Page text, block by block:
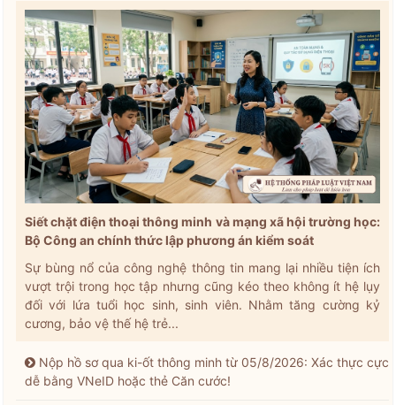
Siết chặt điện thoại thông minh và mạng xã hội trường học:
Bộ Công an chính thức lập phương án kiểm soát
Sự bùng nổ của công nghệ thông tin mang lại nhiều tiện ích
vượt trội trong học tập nhưng cũng kéo theo không ít hệ lụy
đối với lứa tuổi học sinh, sinh viên. Nhằm tăng cường kỷ
cương, bảo vệ thế hệ trẻ...
Nộp hồ sơ qua ki-ốt thông minh từ 05/8/2026: Xác thực cực
dễ bằng VNeID hoặc thẻ Căn cước!